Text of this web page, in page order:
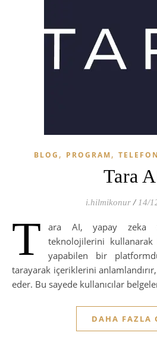
BLOG , PROGRAM,
Tara
i.hilmikonur / 14/
T
ara AI, yapay zeka
teknolojilerini
yapabilen bir
tarayarak içeriklerini
eder. Bu sayede kullanıcılar
DAHA FAZLA